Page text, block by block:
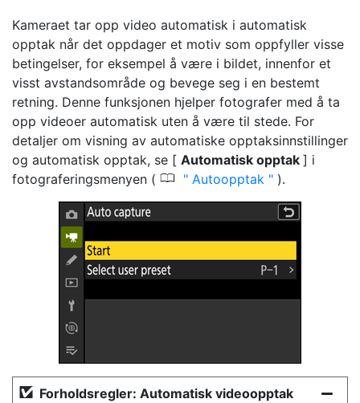
Kameraet tar opp video automatisk i automatisk
opptak når det oppdager et motiv som oppfyller visse
betingelser, for eksempel å være i bildet, innenfor et
visst avstandsområde og bevege seg i en bestemt
retning. Denne funksjonen hjelper fotografer med å ta
opp videoer automatisk uten å være til stede. For
detaljer om visning av automatiske opptaksinnstillinger
og automatisk opptak, se [ Automatisk opptak ] i
fotograferingsmenyen ( 0 Autoopptak ).
Forholdsregler: Automatisk videoopptak